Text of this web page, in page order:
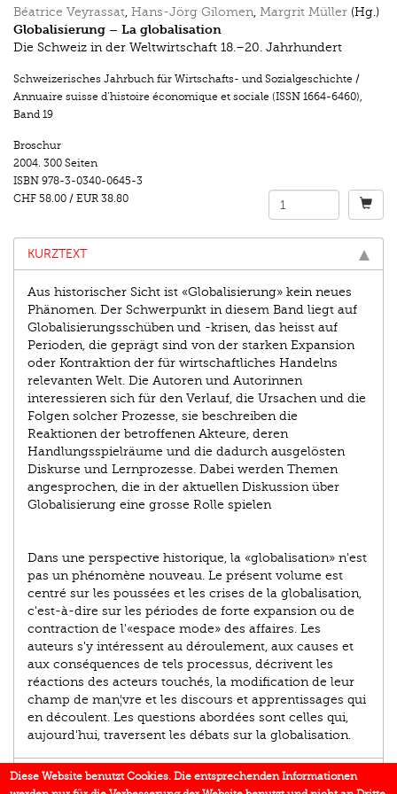
Béatrice Veyrassat, Hans-Jörg Gilomen, Margrit Müller (Hg.)
Globalisierung – La globalisation
Die Schweiz in der Weltwirtschaft 18.–20. Jahrhundert
Schweizerisches Jahrbuch für Wirtschafts- und Sozialgeschichte /
Annuaire suisse d’histoire économique et sociale (ISSN 1664-6460),
Band 19
Broschur
2004. 300 Seiten
ISBN 978-3-0340-0645-3
CHF 58.00 / EUR 38.80
KURZTEXT
Aus historischer Sicht ist «Globalisierung» kein neues
Phänomen. Der Schwerpunkt in diesem Band liegt auf
Globalisierungsschüben und -krisen, das heisst auf
Perioden, die geprägt sind von der starken Expansion
oder Kontraktion der für wirtschaftliches Handelns
relevanten Welt. Die Autoren und Autorinnen
interessieren sich für den Verlauf, die Ursachen und die
Folgen solcher Prozesse, sie beschreiben die
Reaktionen der betroffenen Akteure, deren
Handlungsspielräume und die dadurch ausgelösten
Diskurse und Lernprozesse. Dabei werden Themen
angesprochen, die in der aktuellen Diskussion über
Globalisierung eine grosse Rolle spielen
Dans une perspective historique, la «globalisation» n'est
pas un phénomène nouveau. Le présent volume est
centré sur les poussées et les crises de la globalisation,
c'est-à-dire sur les périodes de forte expansion ou de
contraction de l'«espace mode» des affaires. Les
auteurs s'y intéressent au déroulement, aux causes et
aux conséquences de tels processus, décrivent les
réactions des acteurs touchés, la modification de leur
champ de man¦vre et les discours et apprentissages qui
en découlent. Les questions abordées sont celles qui,
aujourd'hui, traversent les débats sur la globalisation.
AUTOR/IN
Diese Website benutzt Cookies. Die entsprechenden Informationen